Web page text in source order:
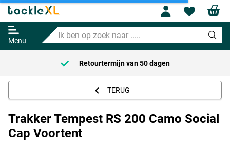
Menu
Ik
ben
op
zoek
naar
Profile
Trakker Tempest RS 200 Camo
Social Cap Voortent
589.95
Retourtermijn van 50 dagen
TERUG
Trakker Tempest RS 200 Camo Social
Cap Voortent